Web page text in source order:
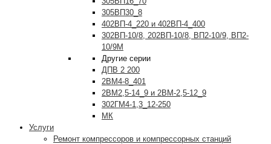
305ВП30_8
402ВП-4_220 и 402ВП-4_400
302ВП-10/8, 202ВП-10/8, ВП2-10/9, ВП2-
10/9М
Другие серии
ДПВ 2 200
2ВМ4-8_401
2ВМ2,5-14_9 и 2ВМ-2,5-12_9
302ГМ4-1,3_12-250
МК
Услуги
Ремонт компрессоров и компрессорных станций